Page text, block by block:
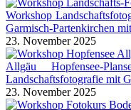
Workshop
Garmisch-Partenkirchen
23. November 2025
Allgäu Hopfensee-
Landschaftsfotografie mit
23. November 2025